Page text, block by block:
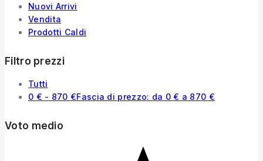
Nuovi Arrivi
Vendita
Prodotti Caldi
Filtro prezzi
Tutti
0 € - 870 €Fascia di prezzo: da 0 € a 870 €
Voto medio